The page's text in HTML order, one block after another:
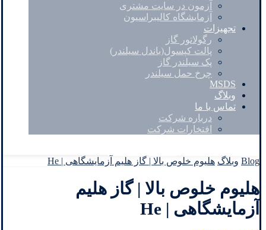
آزمون در سایت مشتری
آزمایشگاه کالیبراسیون
تجهیزات
رگولاتور گاز
پالت کپسول(باندل سیلندر)
پک سیلندر گاز
چرخ حمل سیلندر
MSDS
وبلاگ
تماس با ما
درباره شرکت
افتخارات شرکت
Blog وبلاگ هلیوم خلوص بالا | گاز هلیم آزمایشگاهی | He
هلیوم خلوص بالا | گاز هلیم
آزمایشگاهی | He